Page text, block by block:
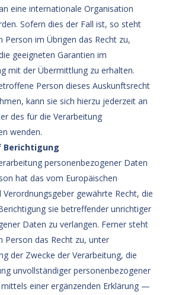
eine internationale Organisation
Sofern dies der Fall ist, so steht
Person im Übrigen das Recht zu,
geeigneten Garantien im
mit der Übermittlung zu erhalten.
Person dieses Auskunftsrecht
kann sie sich hierzu jederzeit an
des für die Verarbeitung
wenden.
Berichtigung
personenbezogener Daten
hat das vom Europäischen
Verordnungsgeber gewährte Recht, die
sie betreffender unrichtiger
Daten zu verlangen. Ferner steht
Person das Recht zu, unter
der Zwecke der Verarbeitung, die
unvollständiger personenbezogener
einer ergänzenden Erklärung —